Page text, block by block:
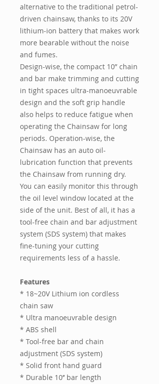
alternative to the traditional petrol-
driven chainsaw, thanks to its 20V
lithium-ion battery that makes work
more bearable without the noise
and fumes.
Design-wise, the compact 10” chain
and bar make trimming and cutting
in tight spaces ultra-manoeuvrable
design and the soft grip handle
also helps to reduce fatigue when
operating the Chainsaw for long
periods. Operation-wise, the
Chainsaw has an auto oil-
lubrication function that prevents
the Chainsaw from running dry.
You can easily monitor this through
the oil level window located at the
side of the unit. Best of all, it has a
tool-free chain and bar adjustment
system (SDS system) that makes
fine-tuning your cutting
requirements less of a hassle.
Features
* 18~20V Lithium ion cordless
chain saw
* Ultra manoeuvrable design
* ABS shell
* Tool-free bar and chain
adjustment (SDS system)
* Solid front hand guard
* Durable 10’’ bar length